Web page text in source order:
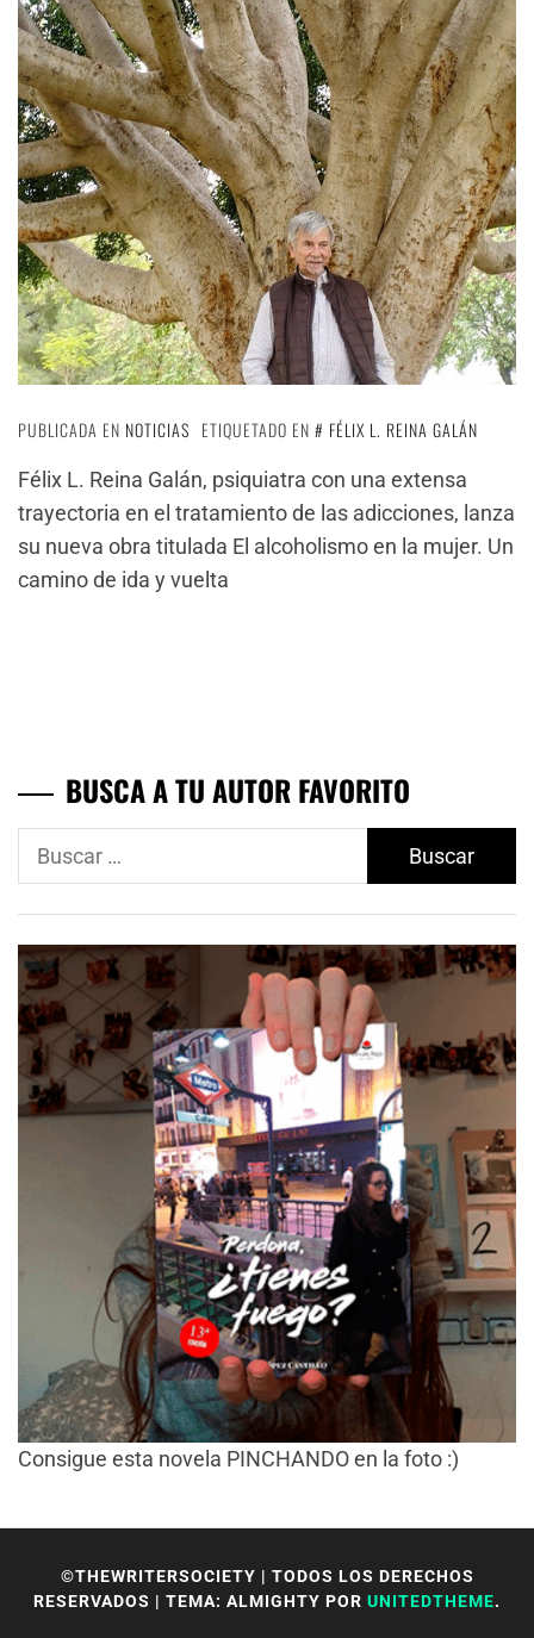
PUBLICADA EN NOTICIAS ETIQUETADO EN
FÉLIX L. REINA GALÁN
Félix L. Reina Galán, psiquiatra con una extensa
trayectoria en el tratamiento de las adicciones, lanza
su nueva obra titulada El alcoholismo en la mujer. Un
camino de ida y vuelta
BUSCA A TU AUTOR FAVORITO
Buscar:
Consigue esta novela PINCHANDO en la foto :)
©THEWRITERSOCIETY | TODOS LOS DERECHOS
RESERVADOS | TEMA: ALMIGHTY POR UNITEDTHEME.